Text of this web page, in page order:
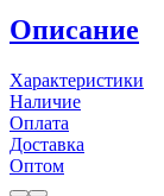
Описание
Характеристики
Наличие
Оплата
Доставка
Оптом